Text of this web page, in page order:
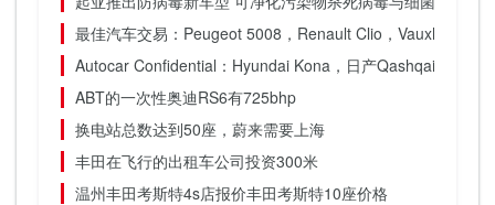
最佳汽车交易：Peugeot 5008，Renault Clio，Vauxhall
Autocar Confidential：Hyundai Kona，日产Qashqai，自治
ABT的一次性奥迪RS6有725bhp
换电站总数达到50座，蔚来需要上海
丰田在飞行的出租车公司投资300米
温州丰田考斯特4s店报价丰田考斯特10座价格